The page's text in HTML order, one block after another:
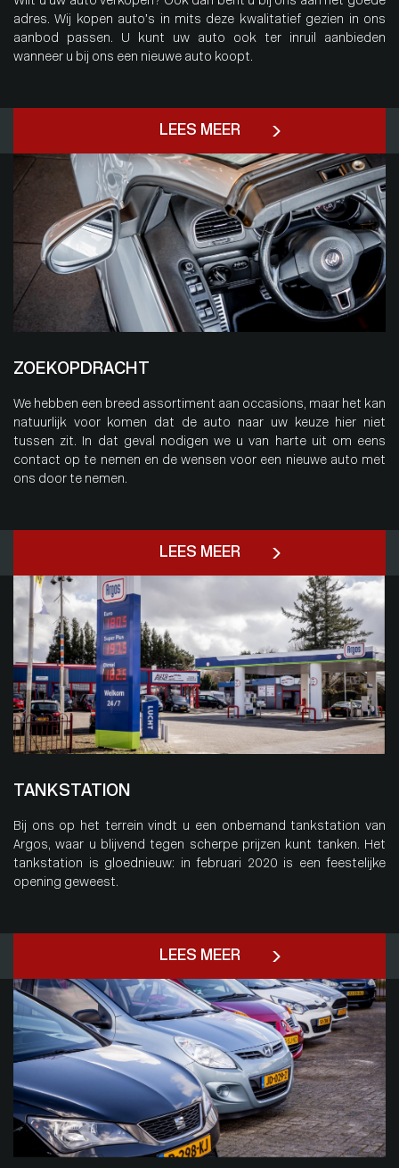
adres. Wij kopen auto’s in mits deze kwalitatief gezien in ons
aanbod passen. U kunt uw auto ook ter inruil aanbieden
wanneer u bij ons een nieuwe auto koopt.
LEES MEER
ZOEKOPDRACHT
We hebben een breed assortiment aan occasions, maar het kan
natuurlijk voor komen dat de auto naar uw keuze hier niet
tussen zit. In dat geval nodigen we u van harte uit om eens
contact op te nemen en de wensen voor een nieuwe auto met
ons door te nemen.
LEES MEER
TANKSTATION
Bij ons op het terrein vindt u een onbemand tankstation van
Argos, waar u blijvend tegen scherpe prijzen kunt tanken. Het
tankstation is gloednieuw: in februari 2020 is een feestelijke
opening geweest.
LEES MEER